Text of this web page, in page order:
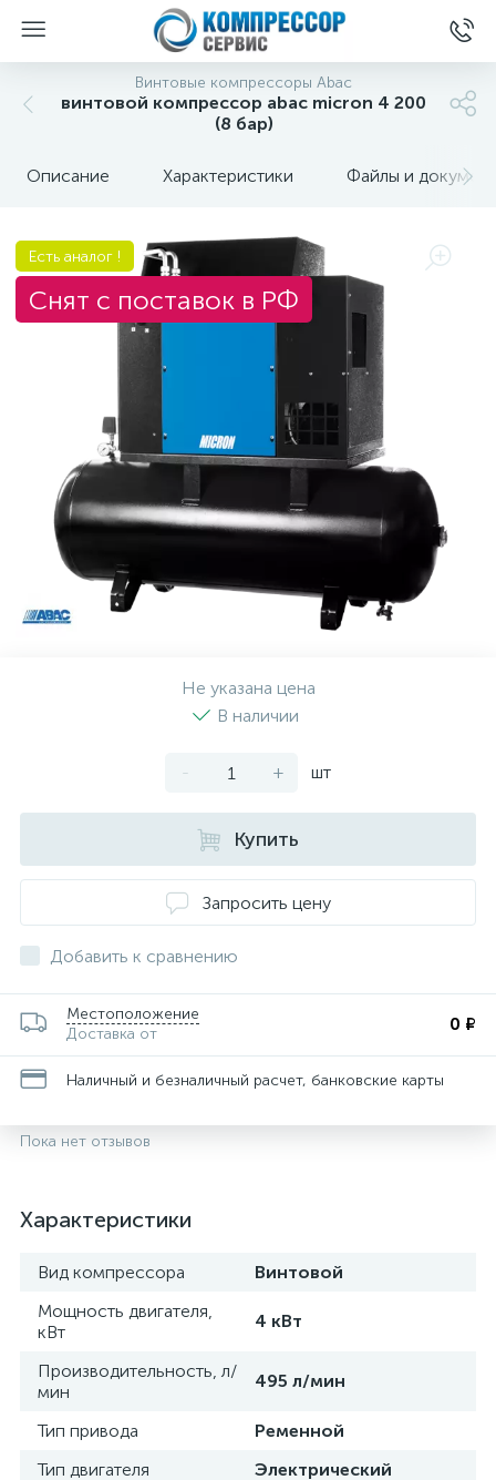
Винтовые компрессоры Abac
винтовой компрессор abac micron 4 200
(8 бар)
Описание Характеристики Файлы и
Есть аналог !
Снят с поставок в РФ
Не указана цена
В наличии
- + шт
Купить
Запросить цену
Добавить к сравнению
Местоположение
Доставка от
0 ₽
Наличный и безналичный расчет, банковские карты
Пока нет отзывов
Характеристики
Вид компрессора
Винтовой
Мощность двигателя,
кВт
4 кВт
Производительность, л/
мин
495 л/мин
Тип привода
Ременной
Тип двигателя
Электрический